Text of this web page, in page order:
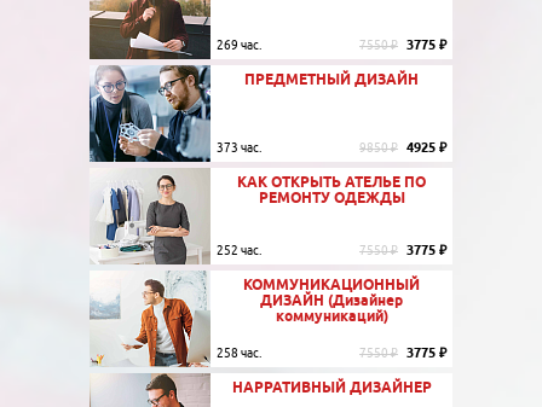
269 час. 7550 ₽ 3775 ₽
ПРЕДМЕТНЫЙ ДИЗАЙН
373 час. 9850 ₽ 4925 ₽
КАК ОТКРЫТЬ АТЕЛЬЕ ПО
РЕМОНТУ ОДЕЖДЫ
252 час. 7550 ₽ 3775 ₽
КОММУНИКАЦИОННЫЙ
ДИЗАЙН (Дизайнер
коммуникаций)
258 час. 7550 ₽ 3775 ₽
НАРРАТИВНЫЙ ДИЗАЙНЕР